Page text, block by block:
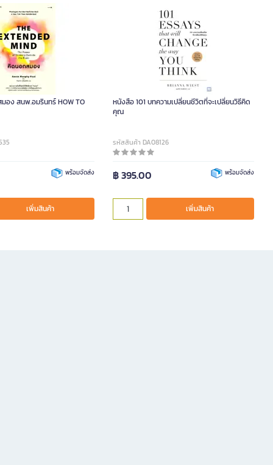
อง สนพ.อมรินทร์ HOW TO
พร้อมจัดส่ง
เพิ่มสินค้า
หนังสือ 101 บทความเปลี่ยนชีวิตที่จะเปลี่ยนวิธีคิด
คุณ
รหัสสินค้า DA08126
฿ 395.00 พร้อมจัดส่ง
เพิ่มสินค้า